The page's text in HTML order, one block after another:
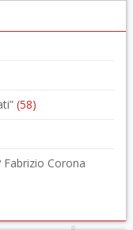
(58)
Corona